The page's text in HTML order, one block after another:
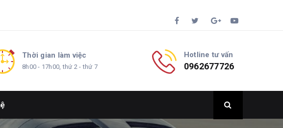
Thời gian làm việc
8h00 - 17h00, thứ 2 - thứ 7
Hotline tư vấn
0962677726